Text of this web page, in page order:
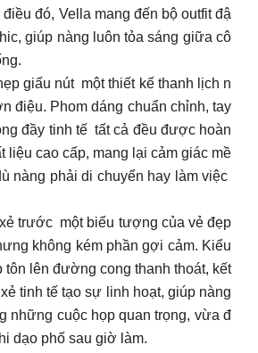
đó, Vella mang đến bộ outfit đậ
giúp nàng luôn tỏa sáng giữa cô
giấu nút một thiết kế thanh lịch n
điệu. Phom dáng chuẩn chỉnh, tay
đầy tinh tế tất cả đều được hoàn
liệu cao cấp, mang lại cảm giác mề
nàng phải di chuyển hay làm việc
trước một biểu tượng của vẻ đẹp
không kém phần gợi cảm. Kiểu
tôn lên đường cong thanh thoát, kết
tinh tế tạo sự linh hoạt, giúp nàng
những cuộc họp quan trọng, vừa đ
dạo phố sau giờ làm.